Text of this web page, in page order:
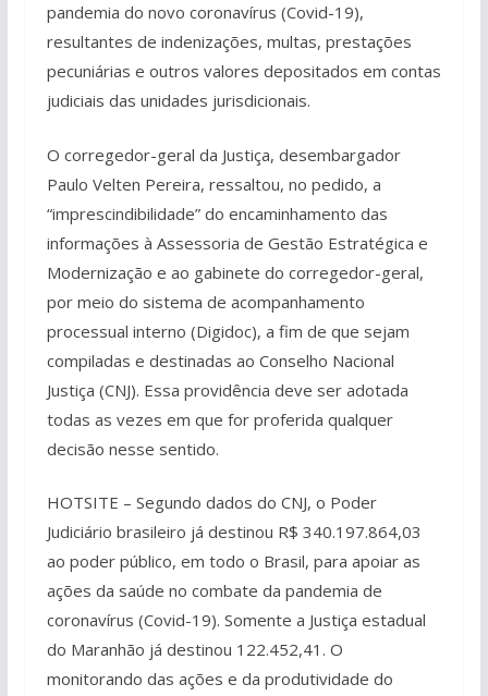
pandemia do novo coronavírus (Covid-19),
resultantes de indenizações, multas, prestações
pecuniárias e outros valores depositados em contas
judiciais das unidades jurisdicionais.
O corregedor-geral da Justiça, desembargador
Paulo Velten Pereira, ressaltou, no pedido, a
“imprescindibilidade” do encaminhamento das
informações à Assessoria de Gestão Estratégica e
Modernização e ao gabinete do corregedor-geral,
por meio do sistema de acompanhamento
processual interno (Digidoc), a fim de que sejam
compiladas e destinadas ao Conselho Nacional
Justiça (CNJ). Essa providência deve ser adotada
todas as vezes em que for proferida qualquer
decisão nesse sentido.
HOTSITE – Segundo dados do CNJ, o Poder
Judiciário brasileiro já destinou R$ 340.197.864,03
ao poder público, em todo o Brasil, para apoiar as
ações da saúde no combate da pandemia de
coronavírus (Covid-19). Somente a Justiça estadual
do Maranhão já destinou 122.452,41. O
monitorando das ações e da produtividade do